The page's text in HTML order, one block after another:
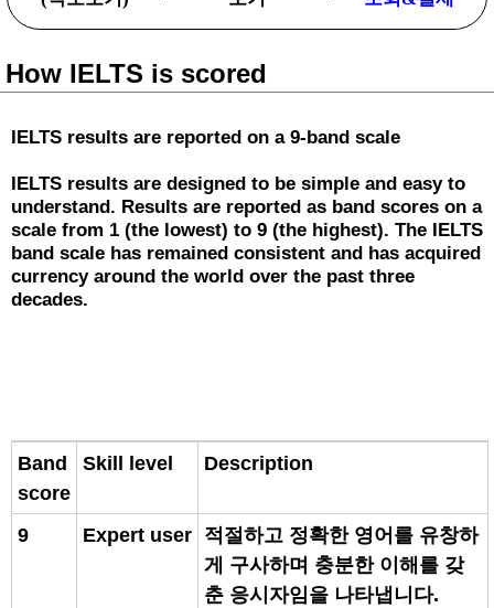
How IELTS is scored
IELTS results are reported on a 9-band scale
IELTS results are designed to be simple and easy to
understand. Results are reported as band scores on a
scale from 1 (the lowest) to 9 (the highest). The IELTS
band scale has remained consistent and has acquired
currency around the world over the past three
decades.
Band
score
Skill level Description
9 Expert user 적절하고 정확한 영어를 유창하
게 구사하며 충분한 이해를 갖
춘 응시자임을 나타냅니다.